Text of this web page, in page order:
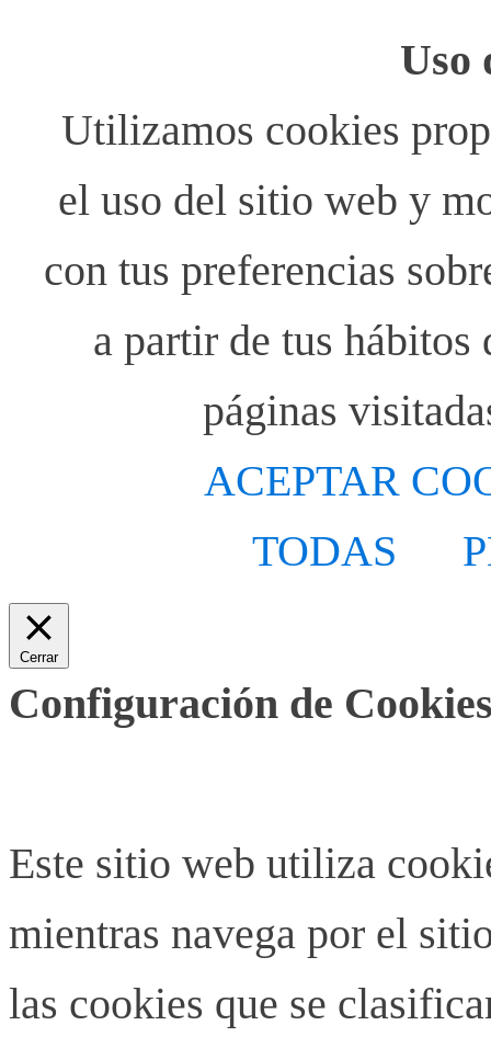
Uso
Utilizamos cookies
el uso del sitio web y
con tus preferencias
a partir de tus
páginas
ACEPTAR
TODAS
Cerrar
Configuración de
Este sitio web utiliza
mientras navega por el
las cookies que se